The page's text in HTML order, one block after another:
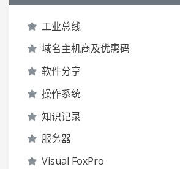
工业总线
域名主机商及优惠码
软件分享
操作系统
知识记录
服务器
Visual FoxPro